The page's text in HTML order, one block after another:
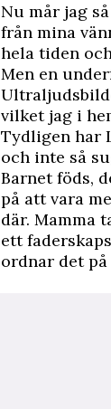
Nu mår jag
från mina
hela tiden
Men en
vilket jag i
Tydligen har
och inte så
Barnet föds,
på att vara
där. Mamma
ett
ordnar det